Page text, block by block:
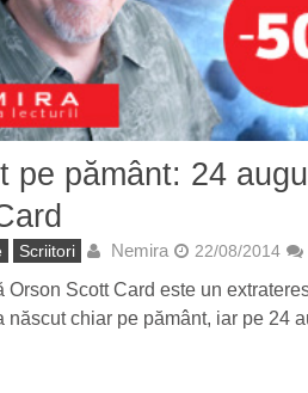
pe pământ: 24
Scriitori Nemira 22/08/2014
Orson Scott Card este un
născut chiar pe pământ, iar pe 24